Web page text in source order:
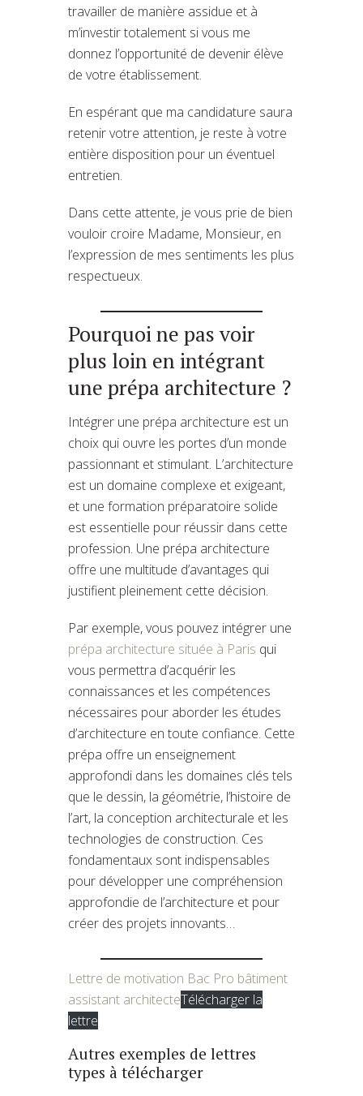
travailler de manière assidue et à
m’investir totalement si vous me
donnez l’opportunité de devenir élève
de votre établissement.
En espérant que ma candidature saura
retenir votre attention, je reste à votre
entière disposition pour un éventuel
entretien.
Dans cette attente, je vous prie de bien
vouloir croire Madame, Monsieur, en
l’expression de mes sentiments les plus
respectueux.
Pourquoi ne pas voir
plus loin en intégrant
une prépa architecture ?
Intégrer une prépa architecture est un
choix qui ouvre les portes d’un monde
passionnant et stimulant. L’architecture
est un domaine complexe et exigeant,
et une formation préparatoire solide
est essentielle pour réussir dans cette
profession. Une prépa architecture
offre une multitude d’avantages qui
justifient pleinement cette décision.
Par exemple, vous pouvez intégrer une
prépa architecture située à Paris qui
vous permettra d’acquérir les
connaissances et les compétences
nécessaires pour aborder les études
d’architecture en toute confiance. Cette
prépa offre un enseignement
approfondi dans les domaines clés tels
que le dessin, la géométrie, l’histoire de
l’art, la conception architecturale et les
technologies de construction. Ces
fondamentaux sont indispensables
pour développer une compréhension
approfondie de l’architecture et pour
créer des projets innovants…
Lettre de motivation Bac Pro bâtiment
assistant architecteTélécharger la
lettre
Autres exemples de lettres
types à télécharger